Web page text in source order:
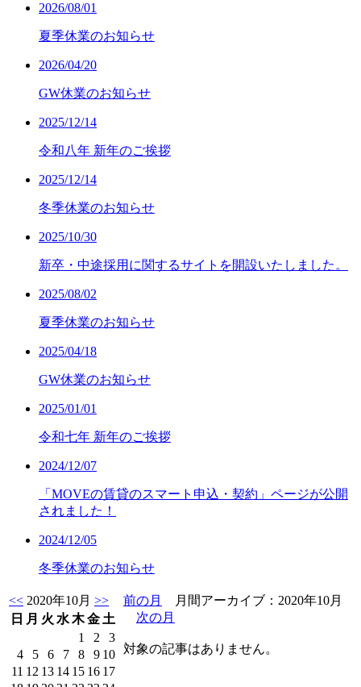
2026/08/01
夏季休業のお知らせ
2026/04/20
GW休業のお知らせ
2025/12/14
令和八年 新年のご挨拶
2025/12/14
冬季休業のお知らせ
2025/10/30
新卒・中途採用に関するサイトを開設いたしました。
2025/08/02
夏季休業のお知らせ
2025/04/18
GW休業のお知らせ
2025/01/01
令和七年 新年のご挨拶
2024/12/07
「MOVEの賃貸のスマート申込・契約」ページが公開
されました！
2024/12/05
冬季休業のお知らせ
<< 2020年10月 >>
日 月 火 水木金土
1
2
3
4
5 6 7 8 9 10
11 12 13 14 15 16 17
前の月
月間アーカイブ：2020年10月
次の月
対象の記事はありません。